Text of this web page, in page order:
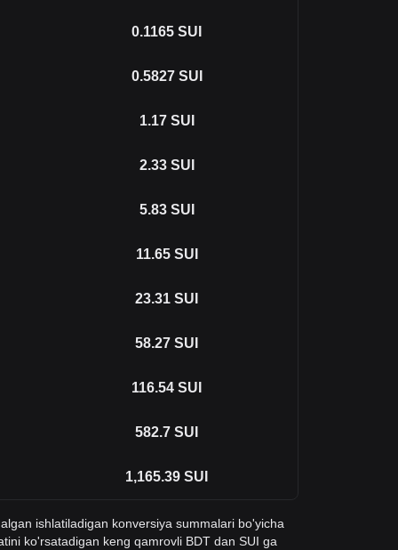
0.1165 SUI
0.5827 SUI
1.17 SUI
2.33 SUI
5.83 SUI
11.65 SUI
23.31 SUI
58.27 SUI
116.54 SUI
582.7 SUI
1,165.39 SUI
ishlatiladigan konversiya summalari bo'yicha
ko'rsatadigan keng qamrovli BDT dan SUI ga